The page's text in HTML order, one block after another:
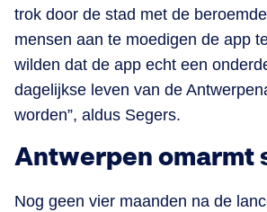
trok door de stad met de
mensen aan te moedigen de app
wilden dat de app echt een
dagelijkse leven van de
worden”, aldus Segers.
Antwerpen omarmt
Nog geen vier maanden na de